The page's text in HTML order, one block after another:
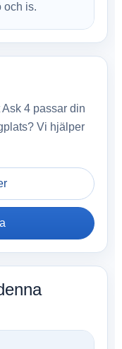
och is.
4 passar din
Vi hjälper